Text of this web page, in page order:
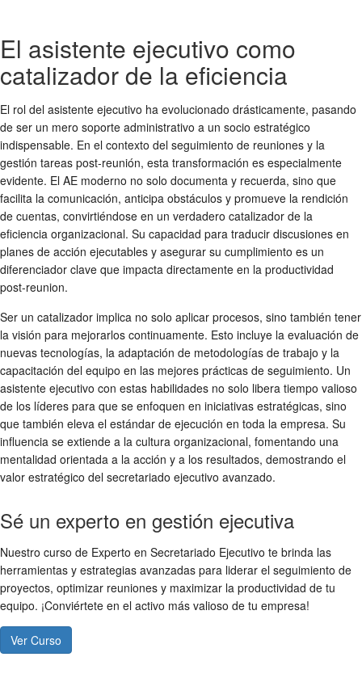
El asistente ejecutivo como
catalizador de la eficiencia
El rol del asistente ejecutivo ha evolucionado drásticamente, pasando
de ser un mero soporte administrativo a un socio estratégico
indispensable. En el contexto del seguimiento de reuniones y la
gestión tareas post-reunión, esta transformación es especialmente
evidente. El AE moderno no solo documenta y recuerda, sino que
facilita la comunicación, anticipa obstáculos y promueve la rendición
de cuentas, convirtiéndose en un verdadero catalizador de la
eficiencia organizacional. Su capacidad para traducir discusiones en
planes de acción ejecutables y asegurar su cumplimiento es un
diferenciador clave que impacta directamente en la productividad
post-reunion.
Ser un catalizador implica no solo aplicar procesos, sino también tener
la visión para mejorarlos continuamente. Esto incluye la evaluación de
nuevas tecnologías, la adaptación de metodologías de trabajo y la
capacitación del equipo en las mejores prácticas de seguimiento. Un
asistente ejecutivo con estas habilidades no solo libera tiempo valioso
de los líderes para que se enfoquen en iniciativas estratégicas, sino
que también eleva el estándar de ejecución en toda la empresa. Su
influencia se extiende a la cultura organizacional, fomentando una
mentalidad orientada a la acción y a los resultados, demostrando el
valor estratégico del secretariado ejecutivo avanzado.
Sé un experto en gestión ejecutiva
Nuestro curso de Experto en Secretariado Ejecutivo te brinda las
herramientas y estrategias avanzadas para liderar el seguimiento de
proyectos, optimizar reuniones y maximizar la productividad de tu
equipo. ¡Conviértete en el activo más valioso de tu empresa!
Ver Curso